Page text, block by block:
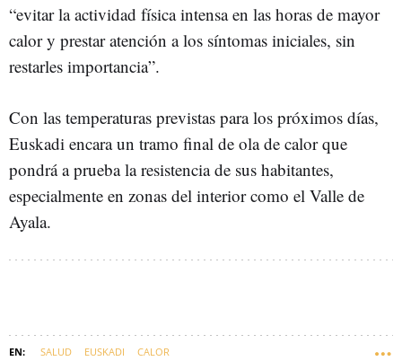
“evitar la actividad física intensa en las horas de mayor
calor y prestar atención a los síntomas iniciales, sin
restarles importancia”.
Con las temperaturas previstas para los próximos días,
Euskadi encara un tramo final de ola de calor que
pondrá a prueba la resistencia de sus habitantes,
especialmente en zonas del interior como el Valle de
Ayala.
SALUD EUSKADI CALOR